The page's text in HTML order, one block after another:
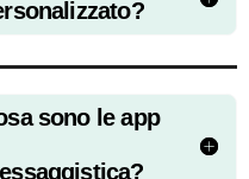
all’automazione
dove le chatbot
solo di un
della